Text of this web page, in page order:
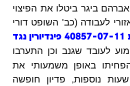
ביגר ביטלו את הפיצוי
לעבודה (כב' השופט דורי
ס"ע 40857-07-11 פינדיורין נגד
לעובד שגנב וכן התערבו
באופן משמעותי את
נוספות, פדיון חופשה